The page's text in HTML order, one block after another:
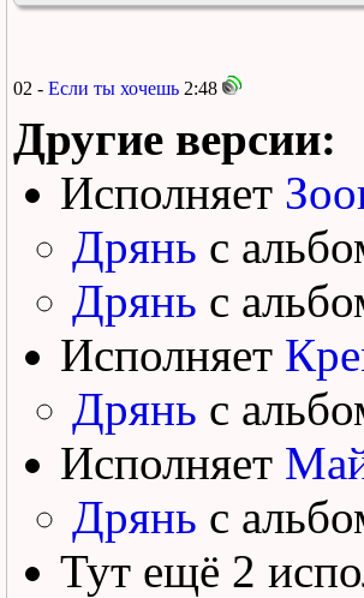
02 - Если ты хочешь 2:48
Другие версии:
Исполняет
Дрянь с
Дрянь с
Исполняет
Дрянь с
Исполняет
Дрянь с
Тут ещё 2